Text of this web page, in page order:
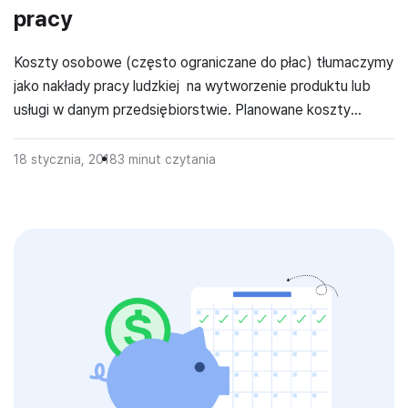
pracy
Koszty osobowe (często ograniczane do płac) tłumaczymy
jako nakłady pracy ludzkiej na wytworzenie produktu lub
usługi w danym przedsiębiorstwie. Planowane koszty
przez stawkę płacy. Oprócz nakładów pracy bezpośrednio
18 stycznia, 20183 minut czytania